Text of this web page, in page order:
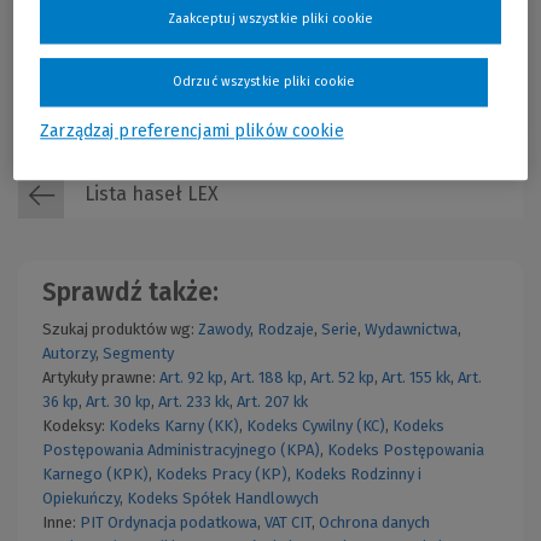
prawniczej kompleksowe opracowanie
monograficzne poświęcone czynnościom
Najniższa cena z 30 dni przed obniżką:
Wolters Kluwer Polska
Lista haseł LEX
Sprawdź także:
Szukaj produktów wg: Zawody, Rodzaje, Serie, Wydawnictwa,
Autorzy, Segmenty
Artykuły prawne: Art. 92 kp, Art. 188 kp, Art. 52 kp, Art. 155 kk, Art.
36 kp, Art. 30 kp, Art. 233 kk, Art. 207 kk
Kodeksy: Kodeks Karny (KK), Kodeks Cywilny (KC), Kodeks
Postępowania Administracyjnego (KPA), Kodeks Postępowania
Karnego (KPK), Kodeks Pracy (KP), Kodeks Rodzinny i
Opiekuńczy, Kodeks Spółek Handlowych
Inne: PIT Ordynacja podatkowa, VAT CIT, Ochrona danych
Zarządzaj preferencjami plików cookie
Odrzuć wszystkie pliki cookie
Zaakceptuj wszystkie pliki cookie